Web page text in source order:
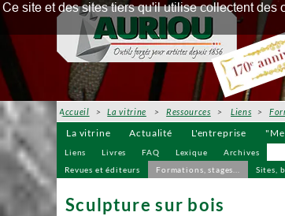
La vitrine Actualité L'entreprise
Liens Livres FAQ Lexique
Archives
Revues et éditeurs
Formations, stages... Sites,
Accueil >La vitrine >Ressources >Liens >
Sculpture sur bois
Ce site et des sites tiers qu'il utilise collectent des